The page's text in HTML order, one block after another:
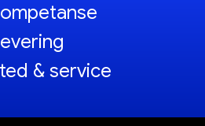
& service